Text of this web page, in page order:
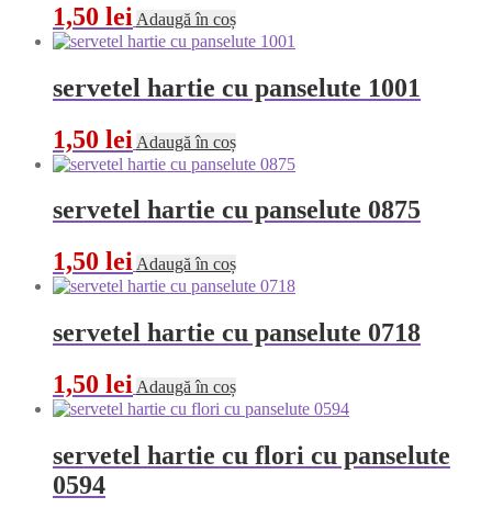
1,50 lei Adaugă în coș
servetel hartie cu panselute 1001
1,50 lei Adaugă în coș
servetel hartie cu panselute 0875
1,50 lei Adaugă în coș
servetel hartie cu panselute 0718
1,50 lei Adaugă în coș
servetel hartie cu flori cu panselute
0594